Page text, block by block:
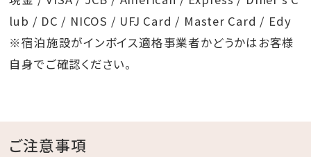
lub / DC / NICOS / UFJ Card / Master Card / Edy
※宿泊施設がインボイス適格事業者かどうかはお客様
自身でご確認ください。
ご注意事項